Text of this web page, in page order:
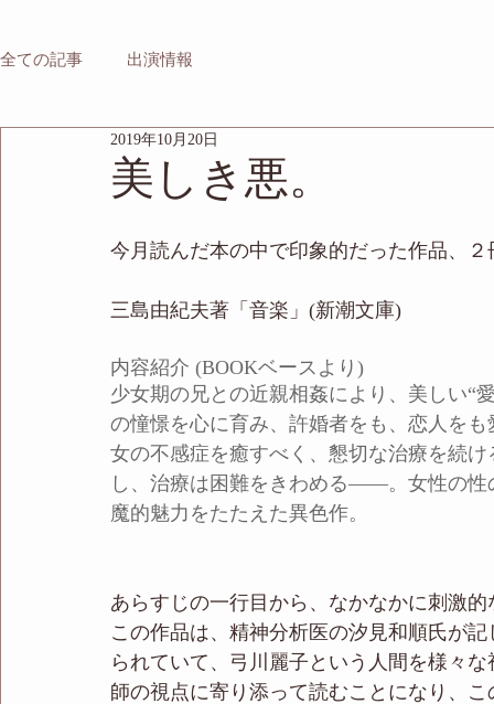
全ての記事 出演情報
美しき悪。
2019年10月20日
今月読んだ本の中で印象的だった作品、２
三島由紀夫著「音楽」(新潮文庫)
内容紹介 (BOOKベースより)
少女期の兄との近親相姦により、美しい“
の憧憬を心に育み、許婚者をも、恋人を
女の不感症を癒すべく、懇切な治療を続
し、治療は困難をきわめる――。女性の性
魔的魅力をたたえた異色作。
あらすじの一行目から、なかなかに刺激
この作品は、精神分析医の汐見和順氏が
られていて、弓川麗子という人間を様々
師の視点に寄り添って読むことになり、